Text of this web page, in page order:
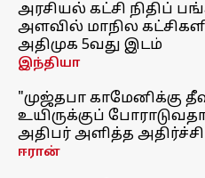
அரசியல் கட்சி நிதிப்
அளவில் மாநில
அதிமுக 5வது இடம்
இந்தியா
"முஜ்தபா காமேனிக்கு
உயிருக்குப்
அதிபர் அளித்த
ஈரான்